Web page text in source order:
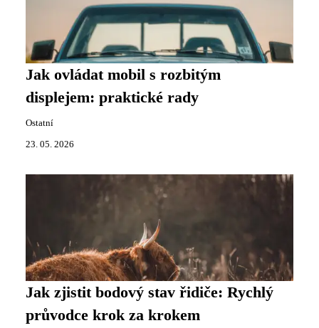
Jak ovládat mobil s rozbitým
displejem: praktické rady
Ostatní
23. 05. 2026
Jak zjistit bodový stav řidiče: Rychlý
průvodce krok za krokem